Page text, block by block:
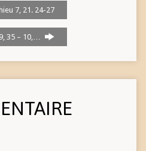
7, 21. 24-27
35 – 10,…